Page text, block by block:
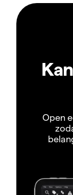
Open